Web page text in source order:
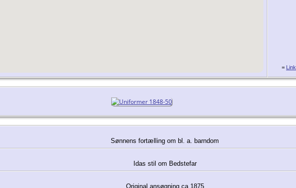
=
Sønnens fortælling om bl. a. barndom
Idas stil om Bedstefar
Original ansøgning ca 1875